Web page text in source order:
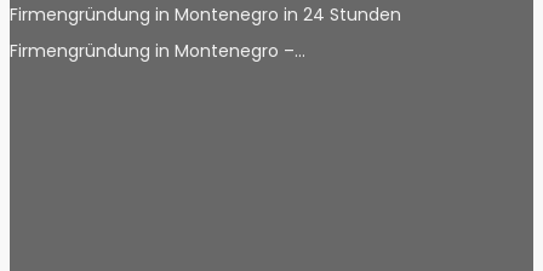
Firmengründung in Montenegro in 24 Stunden
Firmengründung in Montenegro –…